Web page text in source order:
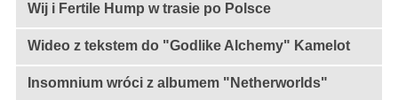
Wij i Fertile Hump w trasie po Polsce
Wideo z tekstem do "Godlike Alchemy" Kamelot
Insomnium wróci z albumem "Netherworlds"